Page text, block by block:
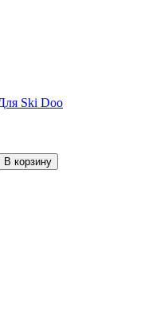
Ski Doo
В корзину